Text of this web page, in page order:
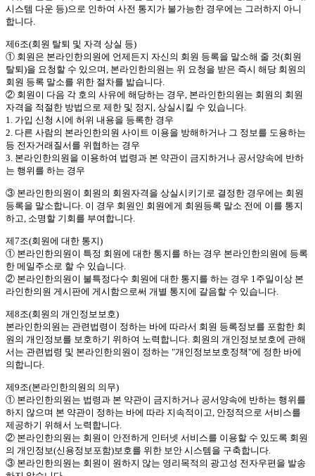
시스템 다운 등)으로 인하여 사전 통지가 불가능한 경우에는 그러하지 아니
합니다.
제6조(회원 탈퇴 및 자격 상실 등)
① 회원은 본라인한의원에 언제든지 자신의 회원 등록을 말소해 줄 것(회원
탈퇴)을 요청할 수 있으며, 본라인한의원는 위 요청을 받은 즉시 해당 회원의
회원 등록 말소를 위한 절차를 밟습니다.
② 회원이 다음 각 호의 사유에 해당하는 경우, 본라인한의원는 회원의 회원
자격을 적절한 방법으로 제한 및 정지, 상실시킬 수 있습니다.
1. 가입 신청 시에 허위 내용을 등록한 경우
2. 다른 사람의 본라인한의원 사이트 이용을 방해하거나 그 정보를 도용하는
등 전자거래질서를 위협하는 경우
3. 본라인한의원을 이용하여 법령과 본 약관이 금지하거나 공서양속에 반하
는 행위를 하는 경우
③ 본라인한의원이 회원의 회원자격을 상실시키기로 결정한 경우에는 회원
등록을 말소합니다. 이 경우 회원인 회원에게 회원등록 말소 전에 이를 통지
하고, 소명할 기회를 부여합니다.
제7조(회원에 대한 통지)
① 본라인한의원이 특정 회원에 대한 통지를 하는 경우 본라인한의원에 등록
한 메일주소로 할 수 있습니다.
② 본라인한의원이 불특정다수 회원에 대한 통지를 하는 경우 1주일이상 본
라인한의원 게시판에 게시함으로써 개별 통지에 갈음할 수 있습니다.
제8조(회원의 개인정보보호)
본라인한의원는 관련법령이 정하는 바에 따라서 회원 등록정보를 포함한 회
원의 개인정보를 보호하기 위하여 노력합니다. 회원의 개인정보보호에 관해
서는 관련법령 및 본라인한의원이 정하는 "개인정보보호정책"에 정한 바에
의합니다.
제9조(본라인한의원의 의무)
① 본라인한의원는 법령과 본 약관이 금지하거나 공서양속에 반하는 행위를
하지 않으며 본 약관이 정하는 바에 따라 지속적이고, 안정적으로 서비스를
제공하기 위해서 노력합니다.
② 본라인한의원는 회원이 안전하게 인터넷 서비스를 이용할 수 있도록 회원
의 개인정보(신용정보포함)보호를 위한 보안 시스템을 구축합니다.
③ 본라인한의원는 회원이 원하지 않는 영리목적의 광고성 전자우편을 발송